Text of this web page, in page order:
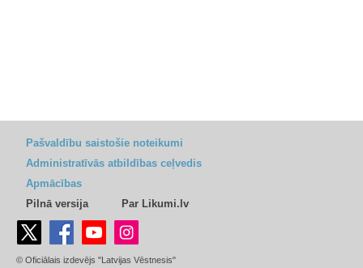
Pašvaldību saistošie noteikumi
Administratīvās atbildības ceļvedis
Apmācības
Pilnā versija
Par Likumi.lv
© Oficiālais izdevējs "Latvijas Vēstnesis"